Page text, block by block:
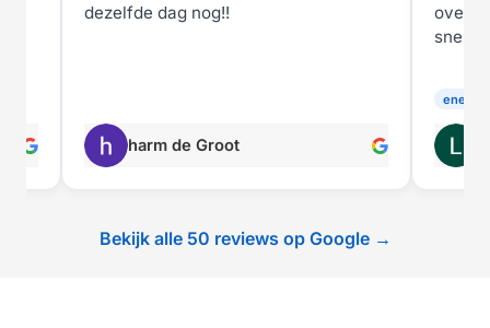
dezelfde dag nog!!
harm de Groot
snel.
Bekijk alle 50 reviews op Google →